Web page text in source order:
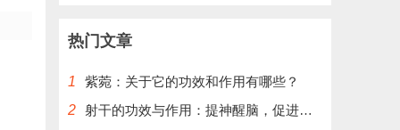
热门文章
1
紫菀：关于它的功效和作用有哪些？
2 射干的功效与作用：提神醒脑，促进血液循环，增强免疫力